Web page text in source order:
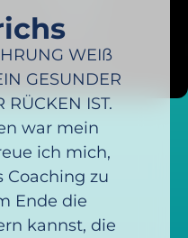
WEIß
GESUNDER
RÜCKEN IST.
war mein
ich mich,
Coaching zu
Ende die
kannst, die